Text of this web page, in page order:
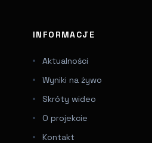
INFORMACJE
Aktualności
Wyniki na żywo
Skróty wideo
O projekcie
Kontakt